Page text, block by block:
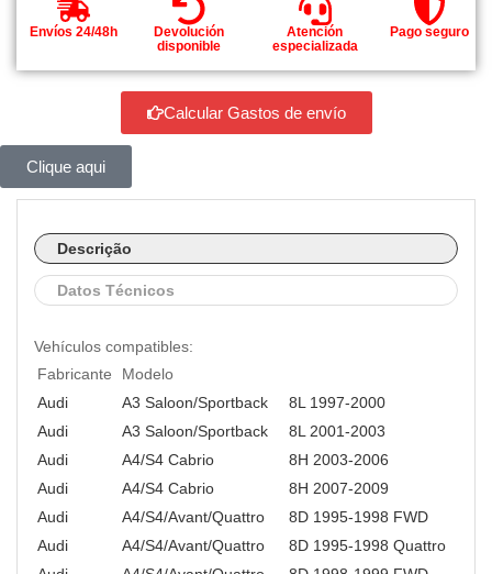
Envíos 24/48h
Devolución
disponible
Atención
especializada
Pago seguro
Calcular Gastos de envío
Clique aqui
Descrição
Datos Técnicos
Vehículos compatibles:
Fabricante
Modelo
Audi
A3 Saloon/Sportback
8L 1997-2000
Audi
A3 Saloon/Sportback
8L 2001-2003
Audi
A4/S4 Cabrio
8H 2003-2006
Audi
A4/S4 Cabrio
8H 2007-2009
Audi
A4/S4/Avant/Quattro
8D 1995-1998 FWD
Audi
A4/S4/Avant/Quattro
8D 1995-1998 Quattro